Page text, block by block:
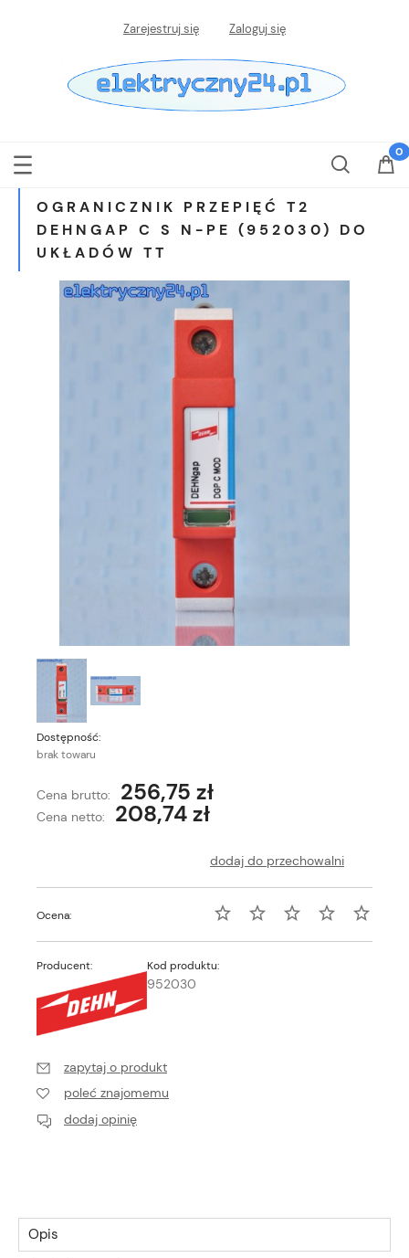
Zarejestruj się Zaloguj się
OGRANICZNIK PRZEPIĘĆ T2
DEHNGAP C S N-PE (952030) DO
UKŁADÓW TT
Dostępność:
brak towaru
Cena brutto: 256,75 zł
Cena netto: 208,74 zł
dodaj do przechowalni
Ocena:
Producent: Kod produktu:
952030
zapytaj o produkt
poleć znajomemu
dodaj opinię
Opis